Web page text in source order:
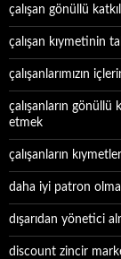
çalışan gönüllü
çalışan kıymetinin
çalışanlarımızın
çalışanların gönüllü
etmek
çalışanların
daha iyi patron
dışarıdan yönetici
discount zincir